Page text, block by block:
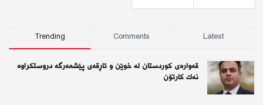
Trending Comments Latest
قەوارەی كوردستان لە خوێن و ئاڕقەی پێشمەرگە دروستكراوە
نەك كارتۆن